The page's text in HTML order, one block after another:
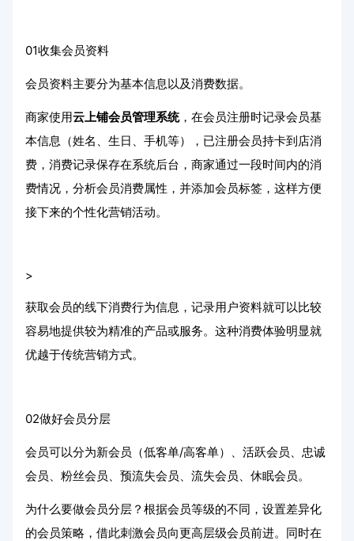
01收集会员资料
会员资料主要分为基本信息以及消费数据。
商家使用云上铺会员管理系统，在会员注册时记录会员基
本信息（姓名、生日、手机等），已注册会员持卡到店消
费，消费记录保存在系统后台，商家通过一段时间内的消
费情况，分析会员消费属性，并添加会员标签，这样方便
接下来的个性化营销活动。
>
获取会员的线下消费行为信息，记录用户资料就可以比较
容易地提供较为精准的产品或服务。这种消费体验明显就
优越于传统营销方式。
02做好会员分层
会员可以分为新会员（低客单/高客单）、活跃会员、忠诚
会员、粉丝会员、预流失会员、流失会员、休眠会员。
为什么要做会员分层？根据会员等级的不同，设置差异化
的会员策略，借此刺激会员向更高层级会员前进。同时在